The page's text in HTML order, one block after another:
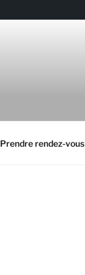
Prendre rendez-vous